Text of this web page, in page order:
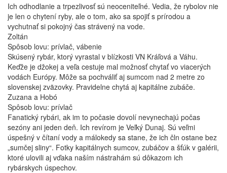
Ich odhodlanie a trpezlivosť sú neoceniteľné. Vedia, že rybolov nie
je len o chytení ryby, ale o tom, ako sa spojiť s prírodou a
vychutnať si pokojný čas strávený na vode.
Zoltán
Spôsob lovu: prívlač, vábenie
Skúsený rybár, ktorý vyrastal v blízkosti VN Kráľová a Váhu.
Keďže je džokej a veľa cestuje mal možnosť chytať vo viacerých
vodách Európy. Môže sa pochváliť aj sumcom nad 2 metre zo
slovenskej zväzovky. Pravidelne chytá aj kapitálne zubáče.
Zuzana a Hobó
Spôsob lovu: prívlač
Fanatický rybári, ak im to počasie dovolí nevynechajú počas
sezóny ani jeden deň. Ich revírom je Veľký Dunaj. Sú veľmi
úspešný v čítaní vody a málokedy sa stane, že ich čln ostane bez
„sumčej sliny“. Fotky kapitálnych sumcov, zubáčov a šťúk v galérii,
ktoré ulovili aj vďaka naším nástrahám sú dôkazom ich
rybárskych úspechov.